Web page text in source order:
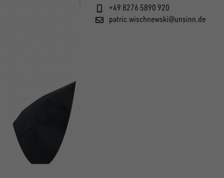
+49 8276 5890 920
patric.wischnewski@unsinn.de